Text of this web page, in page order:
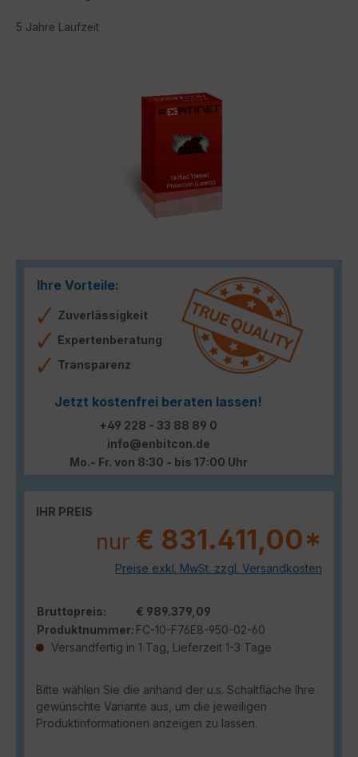
5 Jahre Laufzeit
Ihre Vorteile:
Zuverlässigkeit
Expertenberatung
Transparenz
Jetzt kostenfrei beraten lassen!
+49 228 - 33 88 89 0
info@enbitcon.de
Mo.- Fr. von 8:30 - bis 17:00 Uhr
IHR PREIS
nur € 831.411,00*
Preise exkl. MwSt. zzgl. Versandkosten
Bruttopreis:
€ 989.379,09
Produktnummer: FC-10-F76E8-950-02-60
Versandfertig in 1 Tag, Lieferzeit 1-3 Tage
Bitte wählen Sie die anhand der u.s. Schaltfläche Ihre
gewünschte Variante aus, um die jeweiligen
Produktinformationen anzeigen zu lassen.